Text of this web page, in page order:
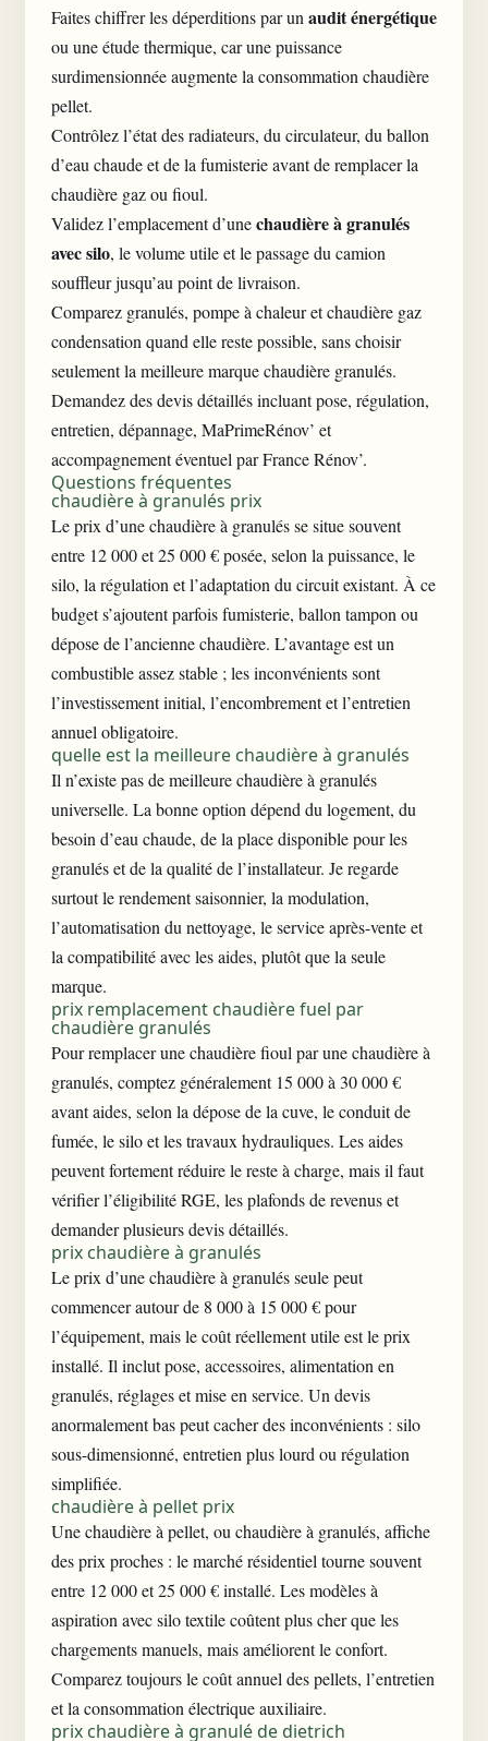
Faites chiffrer les déperditions par un audit énergétique
ou une étude thermique, car une puissance
surdimensionnée augmente la consommation chaudière
pellet.
Contrôlez l’état des radiateurs, du circulateur, du ballon
d’eau chaude et de la fumisterie avant de remplacer la
chaudière gaz ou fioul.
Validez l’emplacement d’unechaudière à granulés
avec silo, le volume utile et le passage du camion
souffleur jusqu’au point de livraison.
Comparez granulés, pompe à chaleur et chaudière gaz
condensation quand elle reste possible, sans choisir
seulement la meilleure marque chaudière granulés.
Demandez des devis détaillés incluant pose, régulation,
entretien, dépannage, MaPrimeRénov’ et
accompagnement éventuel par France Rénov’.
Questions fréquentes
chaudière à granulés prix
Le prix d’une chaudière à granulés se situe souvent
entre 12 000 et 25 000 € posée, selon la puissance, le
silo, la régulation et l’adaptation du circuit existant. À ce
budget s’ajoutent parfois fumisterie, ballon tampon ou
dépose de l’ancienne chaudière. L’avantage est un
combustible assez stable ; les inconvénients sont
l’investissement initial, l’encombrement et l’entretien
annuel obligatoire.
quelle est la meilleure chaudière à granulés
Il n’existe pas de meilleure chaudière à granulés
universelle. La bonne option dépend du logement, du
besoin d’eau chaude, de la place disponible pour les
granulés et de la qualité de l’installateur. Je regarde
surtout le rendement saisonnier, la modulation,
l’automatisation du nettoyage, le service après-vente et
la compatibilité avec les aides, plutôt que la seule
marque.
prix remplacement chaudière fuel par
chaudière granulés
Pour remplacer une chaudière fioul par une chaudière à
granulés, comptez généralement 15 000 à 30 000 €
avant aides, selon la dépose de la cuve, le conduit de
fumée, le silo et les travaux hydrauliques. Les aides
peuvent fortement réduire le reste à charge, mais il faut
vérifier l’éligibilité RGE, les plafonds de revenus et
demander plusieurs devis détaillés.
prix chaudière à granulés
Le prix d’une chaudière à granulés seule peut
commencer autour de 8 000 à 15 000 € pour
l’équipement, mais le coût réellement utile est le prix
installé. Il inclut pose, accessoires, alimentation en
granulés, réglages et mise en service. Un devis
anormalement bas peut cacher des inconvénients : silo
sous-dimensionné, entretien plus lourd ou régulation
simplifiée.
chaudière à pellet prix
Une chaudière à pellet, ou chaudière à granulés, affiche
des prix proches : le marché résidentiel tourne souvent
entre 12 000 et 25 000 € installé. Les modèles à
aspiration avec silo textile coûtent plus cher que les
chargements manuels, mais améliorent le confort.
Comparez toujours le coût annuel des pellets, l’entretien
et la consommation électrique auxiliaire.
prix chaudière à granulé de dietrich